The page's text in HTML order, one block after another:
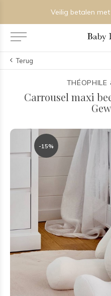
Veilig betalen
Terug
THÉOPHILE
Carrousel maxi
-15%